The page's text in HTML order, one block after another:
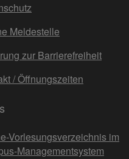
Meldestelle
zur Barrierefreiheit
/ Öffnungszeiten
Vorlesungsverzeichnis im
Managementsystem